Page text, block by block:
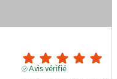
Avis vérifié